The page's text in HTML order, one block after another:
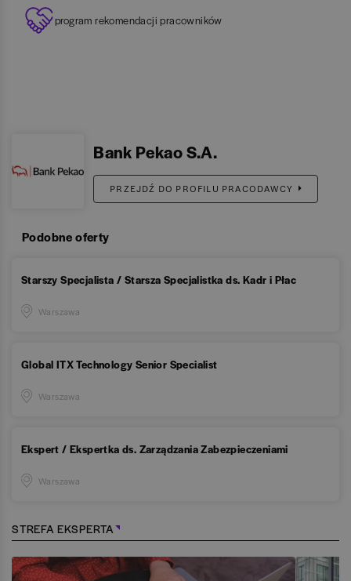
program rekomendacji pracowników
Bank Pekao S.A.
PRZEJDŹ DO PROFILU PRACODAWCY
Podobne oferty
Starszy Specjalista / Starsza Specjalistka ds. Kadr i Płac
Warszawa
Global ITX Technology Senior Specialist
Warszawa
Ekspert / Ekspertka ds. Zarządzania Zabezpieczeniami
Warszawa
STREFA EKSPERTA